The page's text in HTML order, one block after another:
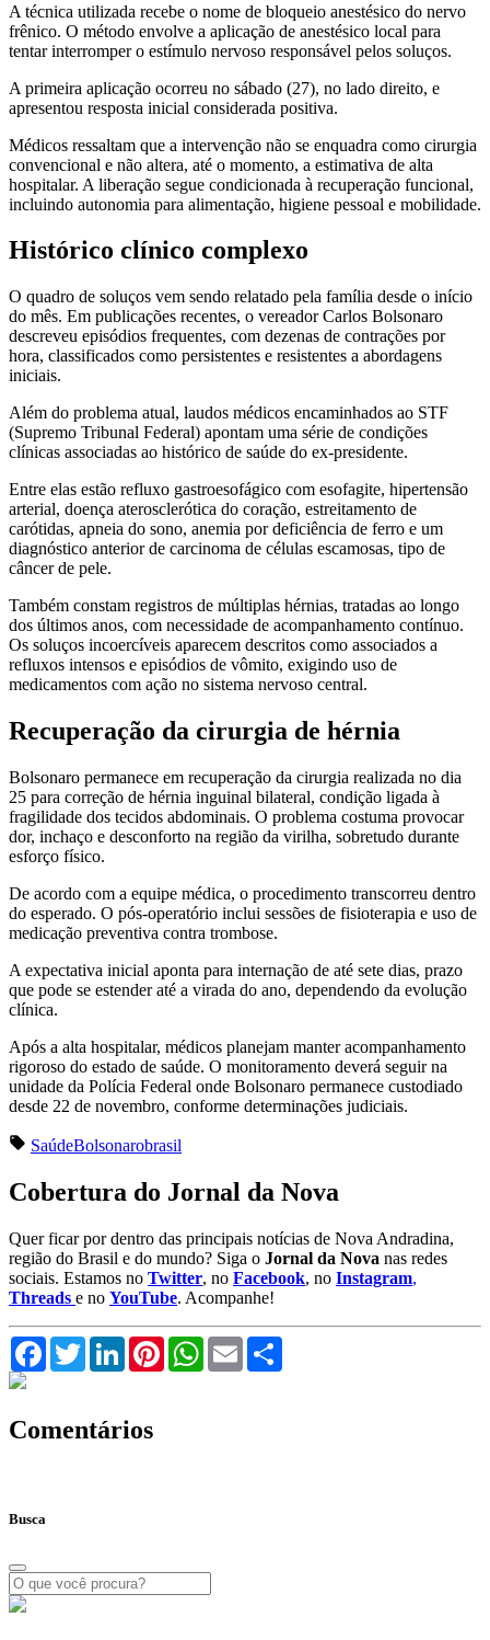
A técnica utilizada recebe o nome de bloqueio anestésico do nervo
frênico. O método envolve a aplicação de anestésico local para
tentar interromper o estímulo nervoso responsável pelos soluços.
A primeira aplicação ocorreu no sábado (27), no lado direito, e
apresentou resposta inicial considerada positiva.
Médicos ressaltam que a intervenção não se enquadra como cirurgia
convencional e não altera, até o momento, a estimativa de alta
hospitalar. A liberação segue condicionada à recuperação funcional,
incluindo autonomia para alimentação, higiene pessoal e mobilidade.
Histórico clínico complexo
O quadro de soluços vem sendo relatado pela família desde o início
do mês. Em publicações recentes, o vereador Carlos Bolsonaro
descreveu episódios frequentes, com dezenas de contrações por
hora, classificados como persistentes e resistentes a abordagens
iniciais.
Além do problema atual, laudos médicos encaminhados ao STF
(Supremo Tribunal Federal) apontam uma série de condições
clínicas associadas ao histórico de saúde do ex-presidente.
Entre elas estão refluxo gastroesofágico com esofagite, hipertensão
arterial, doença aterosclerótica do coração, estreitamento de
carótidas, apneia do sono, anemia por deficiência de ferro e um
diagnóstico anterior de carcinoma de células escamosas, tipo de
câncer de pele.
Também constam registros de múltiplas hérnias, tratadas ao longo
dos últimos anos, com necessidade de acompanhamento contínuo.
Os soluços incoercíveis aparecem descritos como associados a
refluxos intensos e episódios de vômito, exigindo uso de
medicamentos com ação no sistema nervoso central.
Recuperação da cirurgia de hérnia
Bolsonaro permanece em recuperação da cirurgia realizada no dia
25 para correção de hérnia inguinal bilateral, condição ligada à
fragilidade dos tecidos abdominais. O problema costuma provocar
dor, inchaço e desconforto na região da virilha, sobretudo durante
esforço físico.
De acordo com a equipe médica, o procedimento transcorreu dentro
do esperado. O pós-operatório inclui sessões de fisioterapia e uso de
medicação preventiva contra trombose.
A expectativa inicial aponta para internação de até sete dias, prazo
que pode se estender até a virada do ano, dependendo da evolução
clínica.
Após a alta hospitalar, médicos planejam manter acompanhamento
rigoroso do estado de saúde. O monitoramento deverá seguir na
unidade da Polícia Federal onde Bolsonaro permanece custodiado
desde 22 de novembro, conforme determinações judiciais.
SaúdeBolsonarobrasil
Cobertura do Jornal da Nova
Quer ficar por dentro das principais notícias de Nova Andradina,
região do Brasil e do mundo? Siga o Jornal da Nova nas redes
sociais. Estamos no Twitter, no Facebook, no Instagram,
Threads e no YouTube. Acompanhe!
FacebookTwitterLinkedInPinterestWhatsApp
Email
Comentários
Busca